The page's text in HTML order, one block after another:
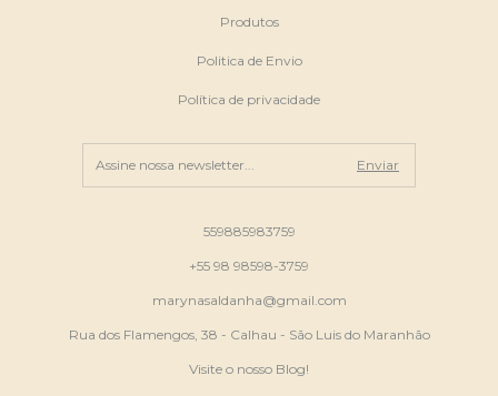
Produtos
Politica de Envio
Política de privacidade
559885983759
+55 98 98598-3759
marynasaldanha@gmail.com
Rua dos Flamengos, 38 - Calhau - São Luis do Maranhão
Visite o nosso Blog!